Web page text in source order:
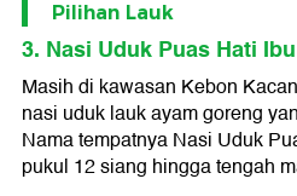
Pilihan Lauk
3. Nasi Uduk Puas Hati
Masih di kawasan Kebon
nasi uduk lauk ayam goreng
Nama tempatnya Nasi Uduk
pukul 12 siang hingga tengah